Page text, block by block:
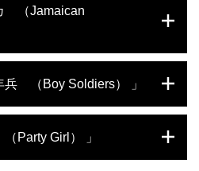
西洋人はほとんどいないことを知
実刑判決が下された彼女は、獄中
るが、生んだばかりの赤ん坊を諦め
はナイジェリアを訪れた際にこの
柄となった。数ヵ月後、彼女はタ
捕された彼女は異国の地で４年も
（Jamaican
、麻薬を運ぶ報酬として5,000ドル
った。TKは、宝くじに当たったよ
である。他人の金でジャマイカの旅
しんだら、麻薬をカバンに詰め、ア
兵 （Boy Soldiers） 」
せるため、国連の活動に参加し
、血に飢えた子ども兵士だった。
Party Girl） 」